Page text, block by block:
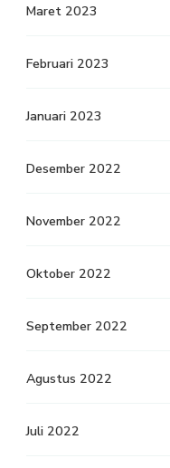
Maret 2023
Februari 2023
Januari 2023
Desember 2022
November 2022
Oktober 2022
September 2022
Agustus 2022
Juli 2022